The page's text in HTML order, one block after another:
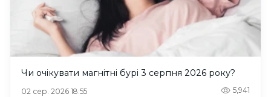
Чи очікувати магнітні бурі 3 серпня 2026 року?
02 сер. 2026 18:55 5,941